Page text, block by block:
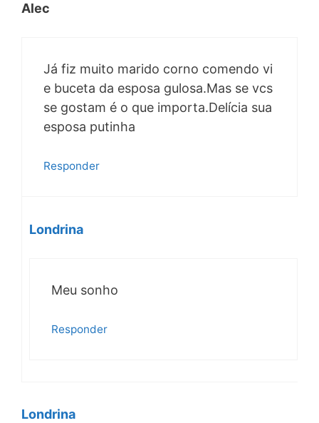
Alec
Já fiz muito marido corno comendo vi
e buceta da esposa gulosa.Mas se vcs
se gostam é o que importa.Delícia sua
esposa putinha
Responder
Londrina
Meu sonho
Responder
Londrina